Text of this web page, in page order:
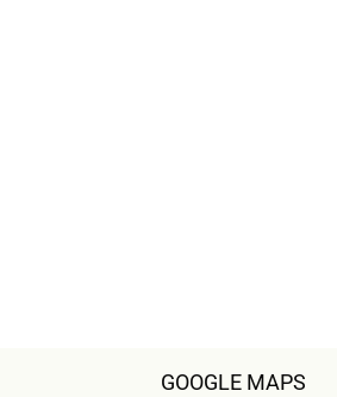
GOOGLE MAPS